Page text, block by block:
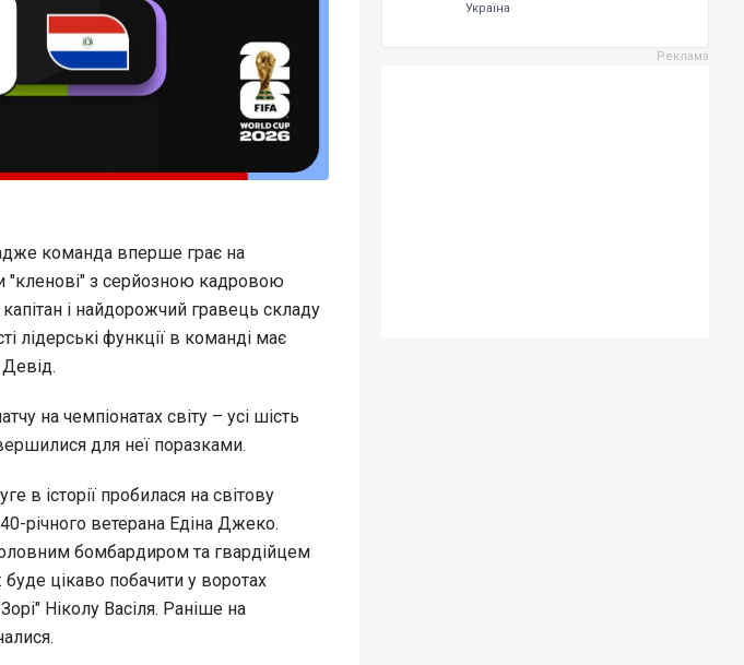
команда вперше грає на
"кленові" з серйозною кадровою
і найдорожчий гравець складу
лідерські функції в команді має
на чемпіонатах світу – усі шість
для неї поразками.
в історії пробилася на світову
річного ветерана Едіна Джеко.
бомбардиром та гвардійцем
цікаво побачити у воротах
Ніколу Васіля. Раніше на
Україна